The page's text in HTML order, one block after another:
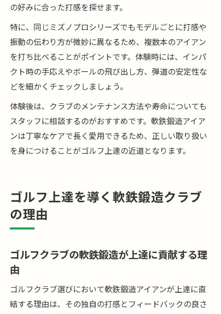
の好みに合った打感を探せます。
特に、同じミズノプロシリーズでもモデルごとに打感や
振動の伝わり方が微妙に異なるため、複数本のアイアン
を打ち比べることがポイントです。体験時には、インパ
クト時の手応えやボールの飛び出し方、弾道の安定性な
どを細かくチェックしましょう。
体験後は、クラブのメンテナンス方法や寿命についても
スタッフに相談するのがおすすめです。軟鉄鍛造アイア
ンは丁寧なケアで長く愛用できるため、正しい取り扱い
を身につけることがゴルフ上達の近道となります。
ゴルフ上達を導く軟鉄鍛造クラブ
の理由
ゴルフクラブの軟鉄鍛造が上達に貢献する理
由
ゴルフクラブ選びにおいて軟鉄鍛造アイアンが上達に直
結する理由は、その独自の打感とフィードバックの良さ